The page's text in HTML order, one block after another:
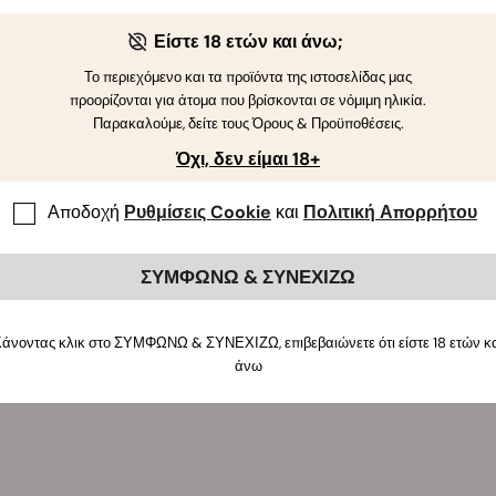
άνετο και φιλικό προς το περιβάλλον, αυτό το μαγιό σας
για το αγαπημένο σας βότανο. Με ένα μεγάλο πράσινο
της Royal Queen Seeds στο μπροστινό μέρος, θα
προς τη σωστή παραλία ή πισίνα και μπορεί ακόμα και
τροπικού καπνίσματος!
Είστε 18 ετών και άνω;
Το περιεχόμενο και τα προϊόντα της ιστοσελίδας μας
προορίζονται για άτομα που βρίσκονται σε νόμιμη ηλικία.
Παρακαλούμε, δείτε τους Όρους & Προϋποθέσεις.
Όχι, δεν είμαι 18+
Αποδοχή Ρυθμίσεις Cookie και Πολιτική Απορρήτου
ΣΥΜΦΩΝΩ & ΣΥΝΕΧΙΖΩ
κλικ στο ΣΥΜΦΩΝΩ & ΣΥΝΕΧΙΖΩ, επιβεβαιώνετε ότι είστε 18 ετών
άνω